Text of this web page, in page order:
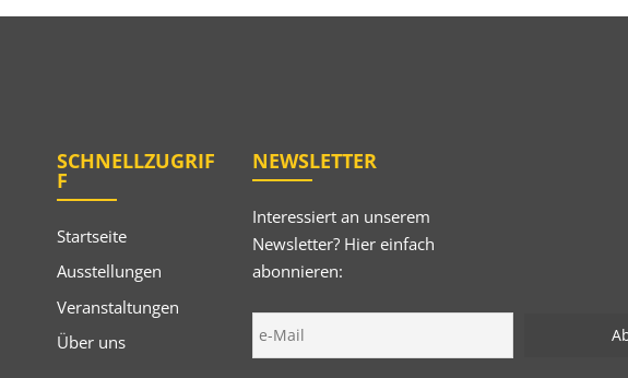
SCHNELLZUGRIF
F
Startseite
Ausstellungen
Veranstaltungen
Über uns
NEWSLETTER
Interessiert an unserem
Newsletter? Hier einfach
abonnieren: